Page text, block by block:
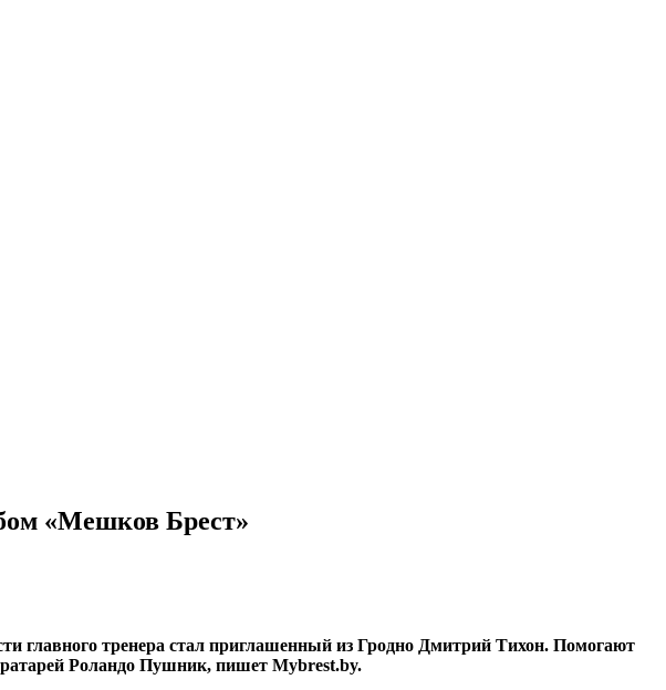
«Мешков Брест»
главного тренера стал приглашенный из Гродно Дмитрий Тихон. Помогают
Роландо Пушник, пишет Mybrest.by.